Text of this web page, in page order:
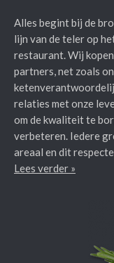
Alles begint bij de
lijn van de teler op
restaurant. Wij
partners, net zoals
relaties met onze
om de kwaliteit te
verbeteren. Iedere
areaal en dit
Lees verder »